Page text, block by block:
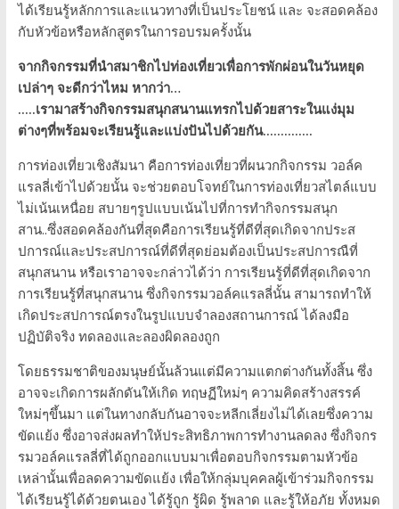
ได้เรียนรู้หลักการและแนวทางที่เป็นประโยชน์ และ จะสอดคล้อง
กับหัวข้อหรือหลักสูตรในการอบรมครั้งนั้น
จากกิจกรรมที่นำสมาชิกไปท่องเที่ยวเพื่อการพักผ่อนในวันหยุด
เปล่าๆ จะดีกว่าไหม หากว่า…
.....เรามาสร้างกิจกรรมสนุกสนานแทรกไปด้วยสาระในแง่มุม
ต่างๆที่พร้อมจะเรียนรู้และแบ่งปันไปด้วยกัน..............
การท่องเที่ยวเชิงสัมนา คือการท่องเที่ยวที่ผนวกกิจกรรม วอล์ค
แรลลี่เข้าไปด้วยนั้น จะช่วยตอบโจทย์ในการท่องเที่ยวสไตล์แบบ
ไม่เน้นเหนื่อย สบายๆรูปแบบเน้นไปที่การทำกิจกรรมสนุก
สาน..ซึ่งสอดคล้องกันที่สุดคือการเรียนรู้ที่ดีที่สุดเกิดจากประส
ปการณ์และประสปการณ์ที่ดีที่สุดย่อมต้องเป็นประสปการณืที่
สนุกสนาน หรือเราอาจจะกล่าวได้ว่า การเรียนรู้ที่ดีที่สุดเกิดจาก
การเรียนรู้ที่สนุกสนาน ซึ่งกิจกรรมวอล์คแรลลี่นั้น สามารถทำให้
เกิดประสปการณ์ตรงในรูปแบบจำลองสถานการณ์ ได้ลงมือ
ปฏิบัติจริง ทดลองและลองผิดลองถูก
โดยธรรมชาติของมนุษย์นั้นล้วนแต่มีความแตกต่างกันทั้งสิ้น ซึ่ง
อาจจะเกิดการผลักดันให้เกิด ทฤษฏีใหม่ๆ ความคิดสร้างสรรค์
ใหม่ๆขึ้นมา แต่ในทางกลับกันอาจจะหลีกเลี่ยงไม่ได้เลยซึ่งความ
ขัดแย้ง ซึ่งอาจส่งผลทำให้ประสิทธิภาพการทำงานลดลง ซึ่งกิจกร
รมวอล์คแรลลี่ที่ได้ถูกออกแบบมาเพื่อตอบกิจกรรมตามหัวข้อ
เหล่านั้นเพื่อลดความขัดแย้ง เพื่อให้กลุ่มบุคคลผู้เข้าร่วมกิจกรรม
ได้เรียนรู้ได้ด้วยตนเอง ได้รู้ถูก รู้ผิด รู้พลาด และรู้ให้อภัย ทั้งหมด